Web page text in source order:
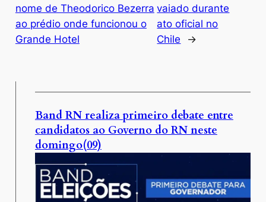
nome de Theodorico Bezerra
ao prédio onde funcionou o
Grande Hotel
vaiado durante
ato oficial no
Chile
→
Band RN realiza primeiro debate entre
candidatos ao Governo do RN neste
domingo(09)